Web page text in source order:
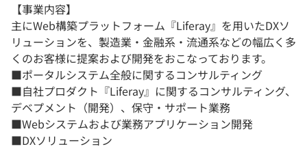
【事業内容】
主にWeb構築プラットフォーム『Liferay』を用いたDXソ
リューションを、製造業・金融系・流通系などの幅広く多
くのお客様に提案および開発をおこなっております。
■ポータルシステム全般に関するコンサルティング
■自社プロダクト『Liferay』に関するコンサルティング、
デベプメント（開発）、保守・サポート業務
■Webシステムおよび業務アプリケーション開発
■DXソリューション